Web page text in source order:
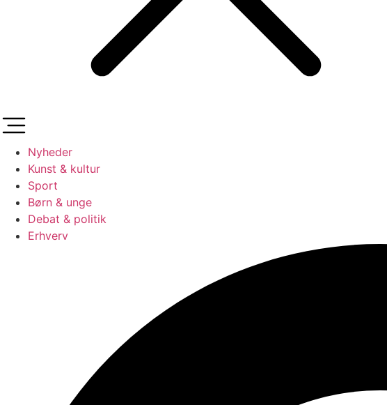
Nyheder
Kunst & kultur
Sport
Børn & unge
Debat & politik
Erhverv